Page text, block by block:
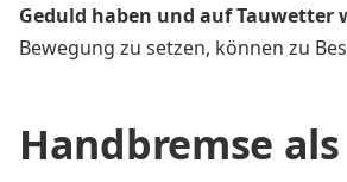
Geduld haben und auf Tauwetter
Bewegung zu setzen, können zu
Handbremse